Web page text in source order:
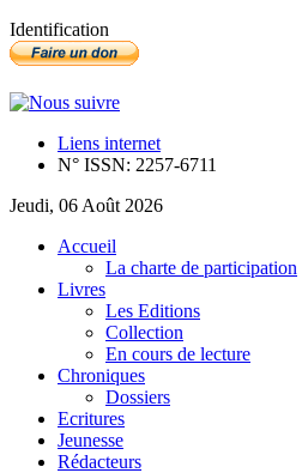
Identification
Liens internet
N° ISSN: 2257-6711
Jeudi, 06 Août 2026
Accueil
La charte de participation
Livres
Les Editions
Collection
En cours de lecture
Chroniques
Dossiers
Ecritures
Jeunesse
Rédacteurs